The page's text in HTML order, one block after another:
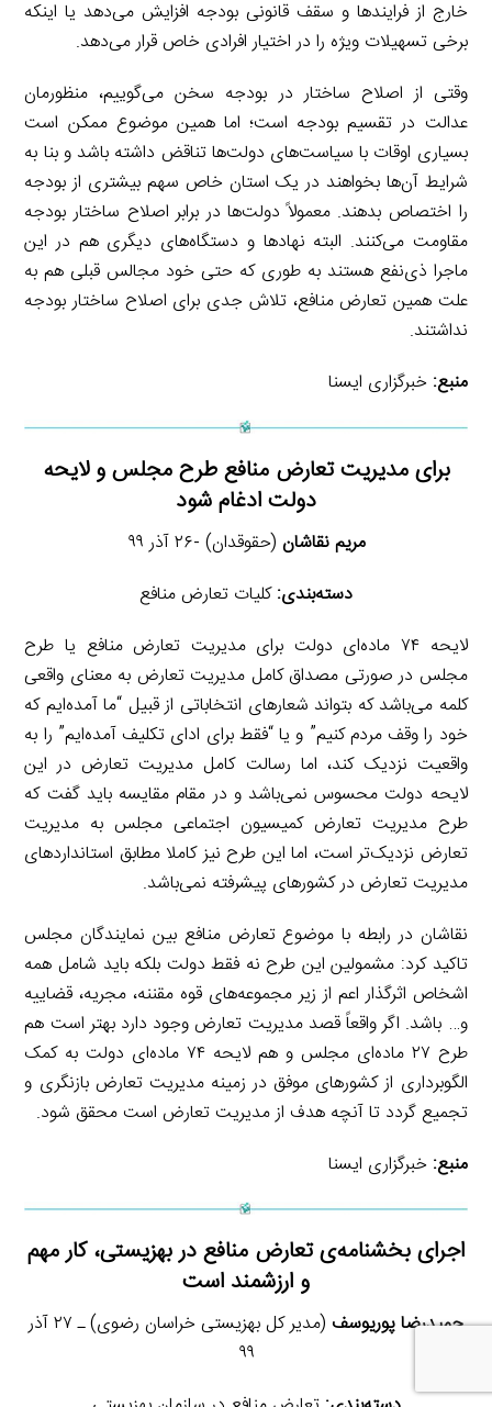
خارج از فرایندها و سقف قانونی بودجه افزایش می‌دهد یا اینکه
برخی تسهیلات ویژه را در اختیار افرادی خاص قرار می‌دهد.
وقتی از اصلاح ساختار در بودجه سخن می‌گوییم، منظورمان
عدالت در تقسیم بودجه است؛ اما همین موضوع ممکن است
بسیاری اوقات با سیاست‌های دولت‌ها تناقض داشته باشد و بنا به
شرایط آن‌ها بخواهند در یک استان خاص سهم بیشتری از بودجه
را اختصاص بدهند. معمولاً دولت‌ها در برابر اصلاح ساختار بودجه
مقاومت می‌کنند. البته نهادها و دستگاه‌های دیگری هم در این
ماجرا ذی‌نفع هستند به طوری که حتی خود مجالس قبلی هم به
علت همین تعارض منافع، تلاش جدی برای اصلاح ساختار بودجه
نداشتند.
منبع: خبرگزاری ایسنا
برای مدیریت تعارض منافع طرح مجلس و لایحه
دولت ادغام شود
مریم نقاشان (حقوقدان) -۲۶ آذر ۹۹
دسته‌بندی:کلیات تعارض منافع
لایحه ۷۴ ماده‌ای دولت برای مدیریت تعارض منافع یا طرح
مجلس در صورتی مصداق کامل مدیریت تعارض به معنای واقعی
کلمه می‌باشد که بتواند شعارهای انتخاباتی از قبیل “ما آمده‌ایم که
خود را وقف مردم کنیم” و یا “فقط برای ادای تکلیف آمده‌ایم” را به
واقعیت نزدیک کند، اما رسالت کامل مدیریت تعارض در این
لایحه دولت محسوس نمی‌باشد و در مقام مقایسه باید گفت که
طرح مدیریت تعارض کمیسیون اجتماعی مجلس به مدیریت
تعارض نزدیک‌تر است، اما این طرح نیز کاملا مطابق استانداردهای
مدیریت تعارض در کشورهای پیشرفته نمی‌باشد.
نقاشان در رابطه با موضوع تعارض منافع بین نمایندگان مجلس
تاکید کرد: مشمولین این طرح نه فقط دولت بلکه باید شامل همه
اشخاص اثرگذار اعم از زیر مجموعه‌های قوه مقننه، مجریه، قضاییه
و… باشد. اگر واقعاً قصد مدیریت تعارض وجود دارد بهتر است هم
طرح ۲۷ ماده‌ای مجلس و هم لایحه ۷۴ ماده‌ای دولت به کمک
الگوبرداری از کشورهای موفق در زمینه مدیریت تعارض بازنگری و
تجمیع گردد تا آنچه هدف از مدیریت تعارض است محقق شود.
منبع: خبرگزاری ایسنا
اجرای بخشنامه‌ی تعارض منافع در بهزیستی، کار مهم
و ارزشمند است
حمیدرضا پوریوسف
(مدیر کل بهزیستی خراسان رضوی) ـ ۲۷ آذر
۹۹